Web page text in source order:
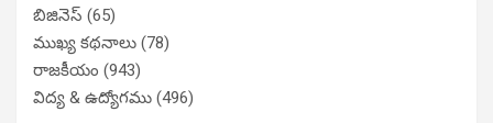
బిజినెస్ (65)
ముఖ్య కథనాలు (78)
రాజకీయం (943)
విద్య & ఉద్యోగము (496)